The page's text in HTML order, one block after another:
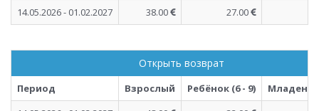
14.05.2026 - 01.02.2027
38.00 27.00
Открыть возврат
Период Взрослый Ребёнок (6 - 9)
Младенец